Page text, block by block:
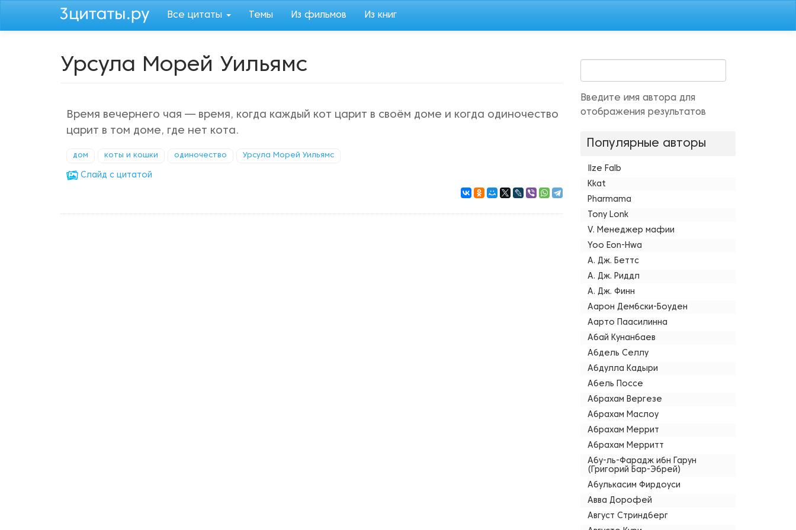
Все цитаты Темы Из фильмов Из книг
Урсула Морей Уильямс
Время вечернего чая — время, когда каждый кот царит в своём доме и когда одиночество
царит в том доме, где нет кота.
дом коты и кошки одиночество Урсула Морей Уильямс
Cлайд с цитатой
Введите имя автора для
отображения результатов
Популярные авторы
Ilze Falb
Kkat
Pharmama
Tony Lonk
V. Менеджер мафии
Yoo Eon-Hwa
А. Дж. Беттс
А. Дж. Риддл
А. Дж. Финн
Аарон Дембски-Боуден
Аарто Паасилинна
Абай Кунанбаев
Абдель Селлу
Абдулла Кадыри
Абель Поссе
Абрахам Вергезе
Абрахам Маслоу
Абрахам Меррит
Абрахам Мерритт
Абу-ль-Фарадж ибн Гарун
(Григорий Бар-Эбрей)
Абулькасим Фирдоуси
Авва Дорофей
Август Стриндберг